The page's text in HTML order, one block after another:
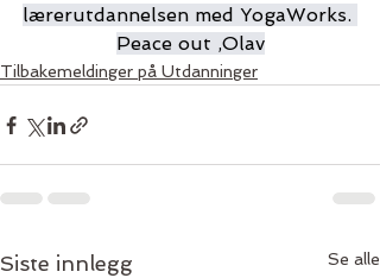
lærerutdannelsen med YogaWorks.
Peace out ,Olav
Tilbakemeldinger på Utdanninger
Siste innlegg Se alle